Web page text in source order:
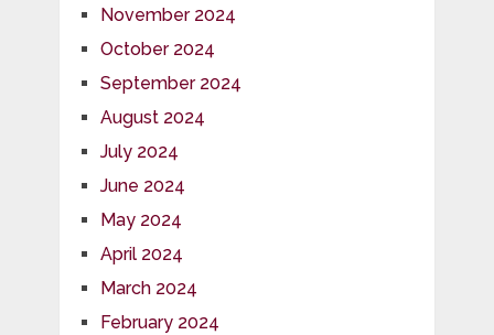
November 2024
October 2024
September 2024
August 2024
July 2024
June 2024
May 2024
April 2024
March 2024
February 2024